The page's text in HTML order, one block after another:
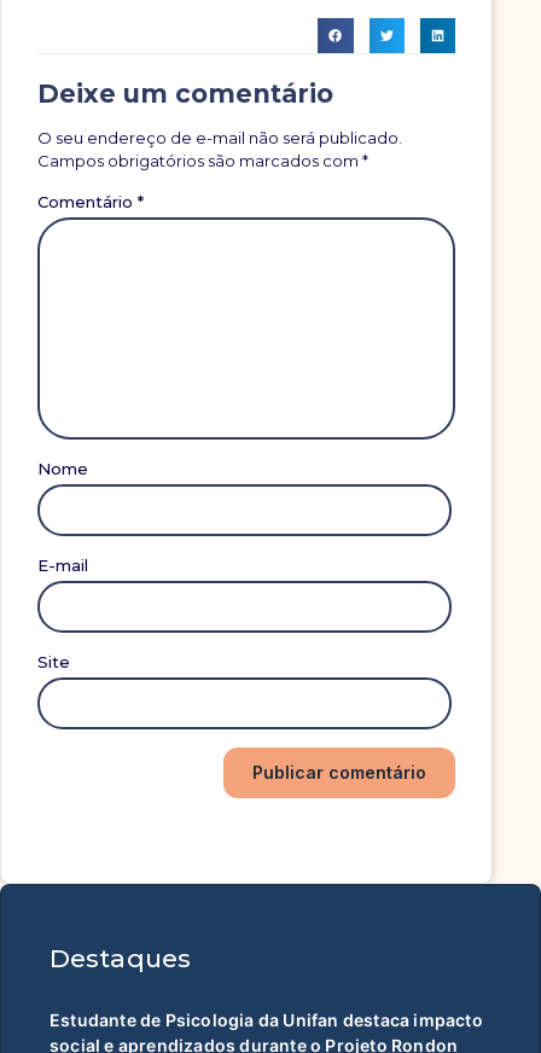
Deixe um comentário
O seu endereço de e-mail não será publicado.
Campos obrigatórios são marcados com *
Comentário *
Nome
E-mail
Site
Destaques
Estudante de Psicologia da Unifan destaca impacto
social e aprendizados durante o Projeto Rondon